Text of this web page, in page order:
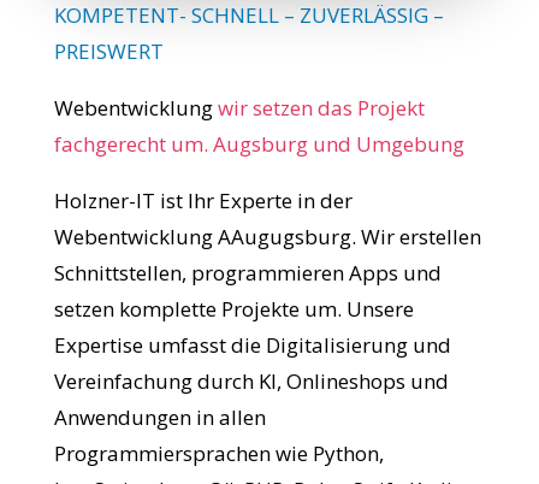
KOMPETENT- SCHNELL – ZUVERLÄSSIG –
PREISWERT
Webentwicklungwir setzen das Projekt
fachgerecht um. Augsburg und Umgebung
Holzner-IT ist Ihr Experte in der
Webentwicklung AAugugsburg. Wir erstellen
Schnittstellen, programmieren Apps und
setzen komplette Projekte um. Unsere
Expertise umfasst die Digitalisierung und
Vereinfachung durch KI, Onlineshops und
Anwendungen in allen
Programmiersprachen wie Python,